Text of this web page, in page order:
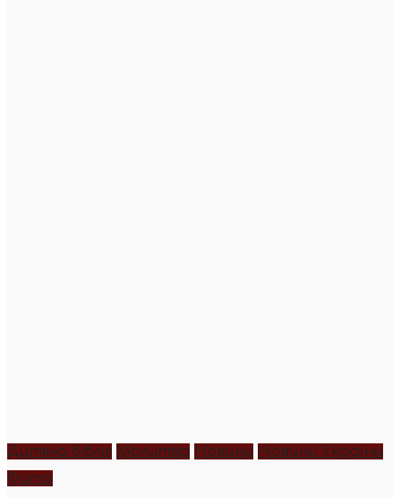
Дитяча біблія Молитва Новини Новини України
Фото